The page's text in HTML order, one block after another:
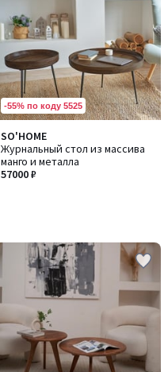
-55% по коду 5525
SO'HOME
Журнальный стол из массива
манго и металла
57000 ₽